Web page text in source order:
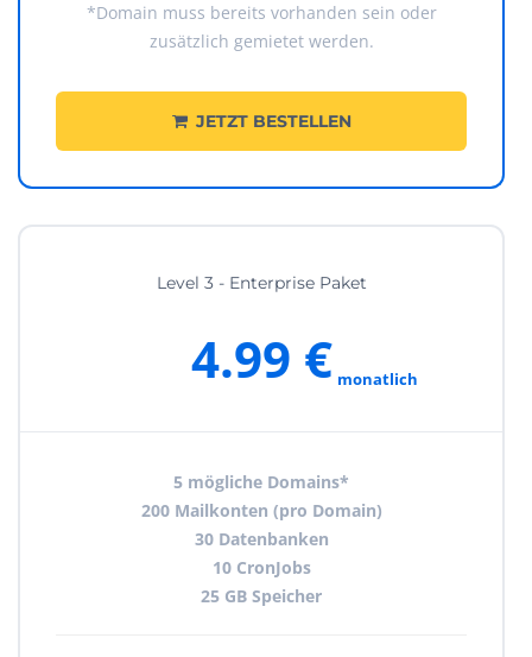
*Domain muss bereits vorhanden sein oder
zusätzlich gemietet werden.
JETZT BESTELLEN
Level 3 - Enterprise Paket
4.99 € monatlich
5 mögliche Domains*
200 Mailkonten (pro Domain)
30 Datenbanken
10 CronJobs
25 GB Speicher